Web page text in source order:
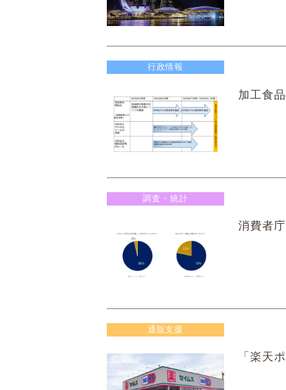
行政情報
加工食
調査・統計
消費者
通販支援
「楽天